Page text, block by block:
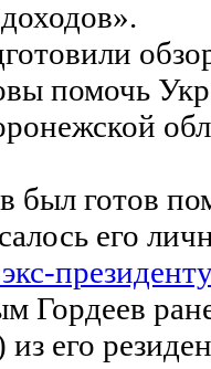
помочь
был готов
его
Гордеев
его